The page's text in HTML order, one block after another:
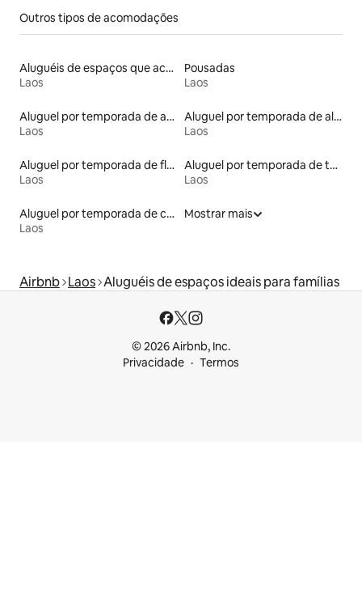
Outros tipos de acomodações
Aluguéis de espaços que aceitam animais de estimação
Laos
Pousadas
Laos
Aluguel por temporada de apart-hotéis
Laos
Aluguel por temporada de alojamentos ecológicos
Laos
Aluguel por temporada de flats
Laos
Aluguel por temporada de townhouses
Laos
Aluguel por temporada de casas de hóspedes
Laos
Mostrar mais
Airbnb Laos Aluguéis de espaços ideais para famílias
© 2026 Airbnb, Inc.
Privacidade
Termos